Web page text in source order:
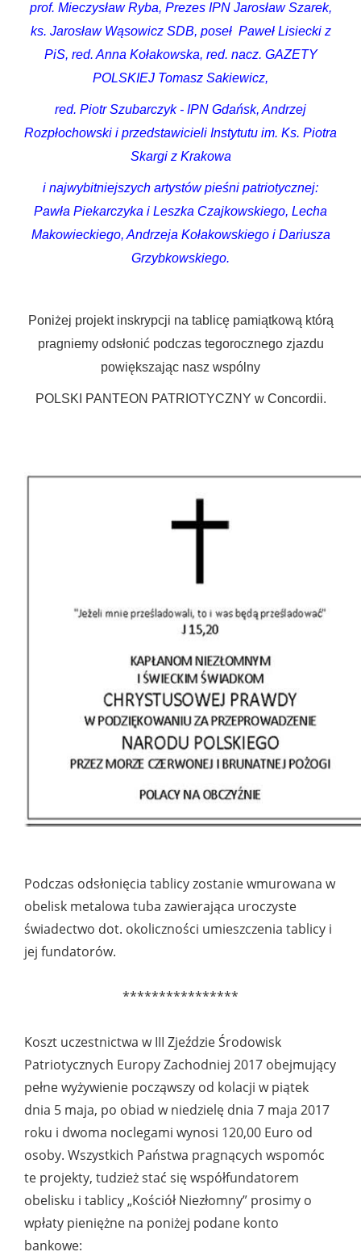
prof. Mieczysław Ryba, Prezes IPN Jarosław Szarek,
ks. Jarosław Wąsowicz SDB, poseł Paweł Lisiecki z
PiS, red. Anna Kołakowska, red. nacz. GAZETY
POLSKIEJ Tomasz Sakiewicz,
red. Piotr Szubarczyk - IPN Gdańsk, Andrzej
Rozpłochowski i przedstawicieli Instytutu im. Ks. Piotra
Skargi z Krakowa
i najwybitniejszych artystów pieśni patriotycznej:
Pawła Piekarczyka i Leszka Czajkowskiego, Lecha
Makowieckiego, Andrzeja Kołakowskiego i Dariusza
Grzybkowskiego.
Poniżej projekt inskrypcji na tablicę pamiątkową którą
pragniemy odsłonić podczas tegorocznego zjazdu
powiększając nasz wspólny
POLSKI PANTEON PATRIOTYCZNY w Concordii.
Podczas odsłonięcia tablicy zostanie wmurowana w
obelisk metalowa tuba zawierająca uroczyste
świadectwo dot. okoliczności umieszczenia tablicy i
jej fundatorów.
****************
Koszt uczestnictwa w III Zjeździe Środowisk
Patriotycznych Europy Zachodniej 2017 obejmujący
pełne wyżywienie począwszy od kolacji w piątek
dnia 5 maja, po obiad w niedzielę dnia 7 maja 2017
roku i dwoma noclegami wynosi 120,00 Euro od
osoby. Wszystkich Państwa pragnących wspomóc
te projekty, tudzież stać się współfundatorem
obelisku i tablicy „Kościół Niezłomny” prosimy o
wpłaty pieniężne na poniżej podane konto
bankowe: